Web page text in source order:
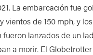
La embarcación fue
vientos de 150 mph, y
lanzados de un
a morir. El